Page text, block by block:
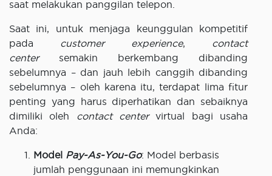
saat melakukan panggilan telepon.
Saat ini, untuk menjaga keunggulan kompetitif
pada customer experience, contact
centersemakin berkembang dibanding
sebelumnya – dan jauh lebih canggih dibanding
sebelumnya – oleh karena itu, terdapat lima fitur
penting yang harus diperhatikan dan sebaiknya
dimiliki oleh contact centervirtual bagi usaha
Anda:
Model Pay-As-You-Go: Model berbasis
jumlah penggunaan ini memungkinkan